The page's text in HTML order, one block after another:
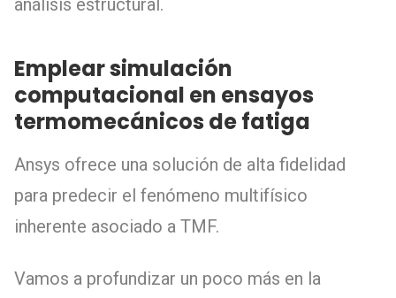
análisis estructural.
Emplear simulación
computacional en ensayos
termomecánicos de fatiga
Ansys ofrece una solución de alta fidelidad
para predecir el fenómeno multifísico
inherente asociado a TMF.
Vamos a profundizar un poco más en la